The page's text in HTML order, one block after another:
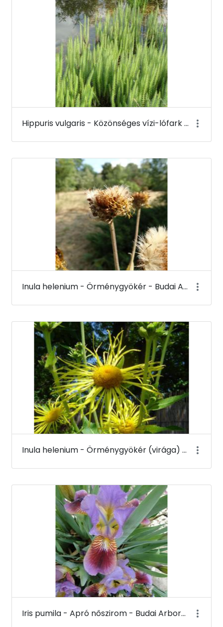
Hippuris vulgaris - Közönséges vízi-lófark - Budai Arborétum
Inula helenium - Örménygyökér - Budai Arborétum
Inula helenium - Örménygyökér (virága) - Budai Arborétum
Iris pumila - Apró nőszirom - Budai Arborétum